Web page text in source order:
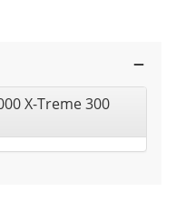
X-Treme 300